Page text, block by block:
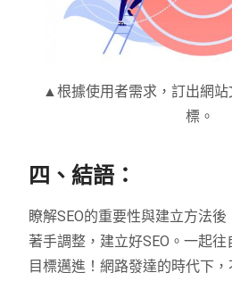
▲根據使用者需求，訂出網站
標。
四、結語：
瞭解SEO的重要性與建立方法
著手調整，建立好SEO。一起
目標邁進！網路發達的時代下